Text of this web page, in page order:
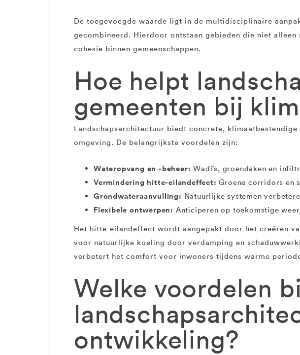
De toegevoegde waarde ligt in de multidisciplinaire
gecombineerd. Hierdoor ontstaan gebieden die niet
cohesie binnen gemeenschappen.
Hoe helpt
gemeenten bij
Landschapsarchitectuur biedt concrete,
omgeving. De belangrijkste voordelen zijn:
Wateropvang en -beheer: Wadi’s, groendaken en
Vermindering hitte-eilandeffect: Groene corridors en
Grondwateraanvulling: Natuurlijke systemen
Flexibele ontwerpen: Anticiperen op toekomstige
Het hitte-eilandeffect wordt aangepakt door het creëren
voor natuurlijke koeling door verdamping en
verbetert het comfort voor inwoners tijdens warme
Welke voordelen
ontwikkeling?